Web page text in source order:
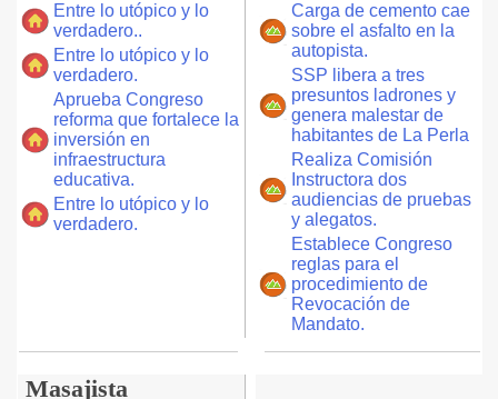
Entre lo utópico y lo
verdadero..
Entre lo utópico y lo
verdadero.
Aprueba Congreso
reforma que fortalece la
inversión en
infraestructura
educativa.
Entre lo utópico y lo
verdadero.
Carga de cemento cae
sobre el asfalto en la
autopista.
SSP libera a tres
presuntos ladrones y
genera malestar de
habitantes de La Perla
Realiza Comisión
Instructora dos
audiencias de pruebas
y alegatos.
Establece Congreso
reglas para el
procedimiento de
Revocación de
Mandato.
Masajista